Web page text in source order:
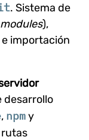
. Sistema de
),
importación
desarrollo
, npmy
rutas